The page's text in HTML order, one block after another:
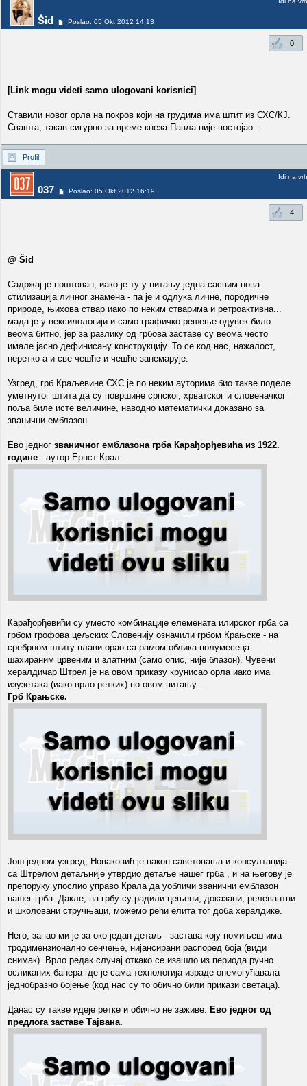
Šid Poslao: 05 Okt 2012 14:13
0
[Link mogu videti samo ulogovani korisnici]
Ставили новог орла на покров који на грудима има штит из СХС/КЈ.
Свашта, такав сигурно за време кнеза Павла није постојао...
Profil
037 Poslao: 05 Okt 2012 16:19
Idi na vrh
4
@ Šid
Садржај је поштован, иако је ту у питању једна сасвим нова
стилизација личног знамена - па је и одлука личне, породичне
природе, њихова ствар иако по неким стварима и ретроактивна...
мада је у вексилологији и само графичко решење одувек било
веома битно, јер за разлику од грбова заставе су веома често
имале јасно дефинисану конструкцију. То се код нас, нажалост,
неретко а и све чешће и чешће занемарује.
Узгред, грб Краљевине СХС је по неким ауторима био такве поделе
уметнутог штита да су површине српског, хрватског и словеначког
поља биле исте величине, наводно математички доказано за
званични емблазон.
Ево једног званичног емблазона грба Карађорђевића из 1922.
године - аутор Ернст Крал.
Карађорђевићи су уместо комбинације елемената илирског грба са
грбом грофова цељских Словенију означили грбом Крањске - на
сребрном штиту плави орао са рамом облика полумесеца
шахираним црвеним и златним (само опис, није блазон). Чувени
хералдичар Штрел је на овом приказу крунисао орла иако има
изузетака (иако врло ретких) по овом питању...
Грб Крањске.
Још једном узгред, Новаковић је након саветовања и консултација
са Штрелом детаљније утврдио детаље нашег грба , и на његову је
препоруку упослио управо Крала да уобличи званични емблазон
нашег грба. Дакле, на грбу су радили цењени, доказани, релевантни
и школовани стручњаци, можемо рећи елита тог доба хералдике.
Него, запао ми је за око један детаљ - застава коју помињеш има
тродимензионално сенчење, нијансирани распоред боја (види
снимак). Врло редак случај откако се изашло из периода ручно
осликаних банера где је сама технологија израде онемогућавала
једнобразно бојење (код нас су то обично били прикази светаца).
Данас су такве идеје ретке и обично не заживе. Ево једног од
предлога заставе Тајвана.